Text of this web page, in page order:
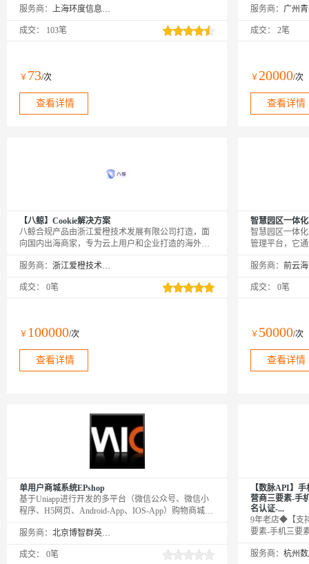
代码签名证书品牌有 DigiCert、GlobalSign、
名、普通OV代码签名证书以及EV扩展验证代码签名
服务商： 上海环度信息科技有限公司
成交： 103笔
￥ 73/次
查看详情
试，来评估企
服务商：
成交： 2笔
￥20000/次
查看详情
【八鲸】Cookie解决方案
八鲸合规产品由浙江爱橙技术发展有限公司打造，面
向国内出海商家，专为云上用户和企业打造的海外合
足面向消费者、商家、平台、监管机构多方的合规解
Lazada、Daraz、天猫海外等业务验证，具有扎实的技
地。
服务商： 浙江爱橙技术发展有限公司
成交： 0笔
￥ 100000/次
查看详情
智慧园区一体
智慧园区一体
管理平台，它
方案致力于构
级。
服务商：
成交： 0笔
￥ 50000/次
查看详情
单用户商城系统EPshop
基于Uniapp进行开发的多平台（微信公众号、微信小
程序、H5网页、Android-App、IOS-App）购物商城，
支付（微信，支付宝）、多规格商品、运费模板、多
Uniapp+后台无加密源代码
服务商： 北京博智群英企业策划有限公司
成交： 0笔
【数脉API】
营商三要素-手
名认证-...
9年老店◆【支
要素-手机三要
实名认证-运营
服务商：